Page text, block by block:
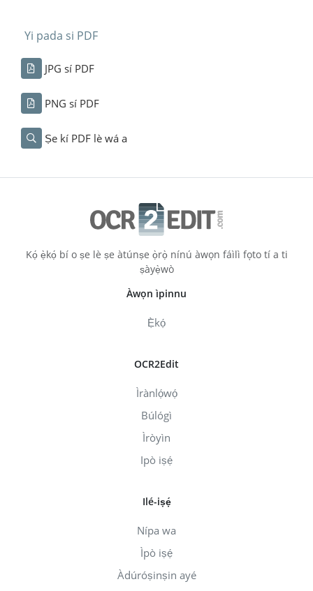
Yi pada si PDF
JPG sí PDF
PNG sí PDF
Ṣe kí PDF lè wá a
Kọ́ ẹ̀kọ́ bí o ṣe lè ṣe àtúnṣe ọ̀rọ̀ nínú àwọn fáìlì fọto tí a ti
ṣàyẹ̀wò
Àwọn ìpinnu
Ẹ̀kọ́
OCR2Edit
Ìrànlọ́wọ́
Búlógì
Ìròyìn
Ipò iṣẹ́
Ilé-iṣẹ́
Nípa wa
Ìpò iṣẹ́
Àdúróṣinṣin ayé